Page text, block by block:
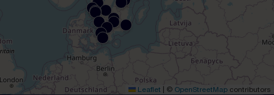
Leaflet © OpenStreetMap contributors